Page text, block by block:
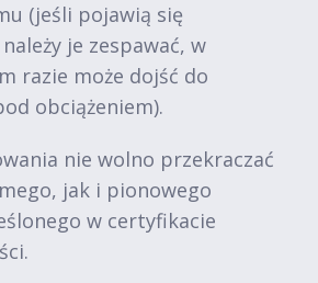
(jeśli pojawią się
je zespawać, w
razie może dojść do
obciążeniem).
nie wolno przekraczać
jak i pionowego
w certyfikacie